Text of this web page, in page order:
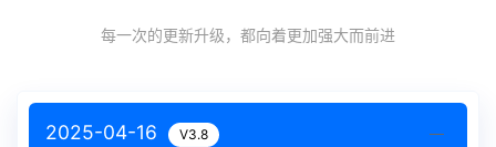
每一次的更新升级，都向着更加强大而前进
2025-04-16 V3.8